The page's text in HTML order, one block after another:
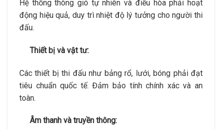
Hệ thống thông gió tự nhiên và điều hòa phải hoạt
động hiệu quả, duy trì nhiệt độ lý tưởng cho người thi
đấu.
Thiết bị và vật tư:
Các thiết bị thi đấu như bảng rổ, lưới, bóng phải đạt
tiêu chuẩn quốc tế. Đảm bảo tính chính xác và an
toàn.
Âm thanh và truyền thông: